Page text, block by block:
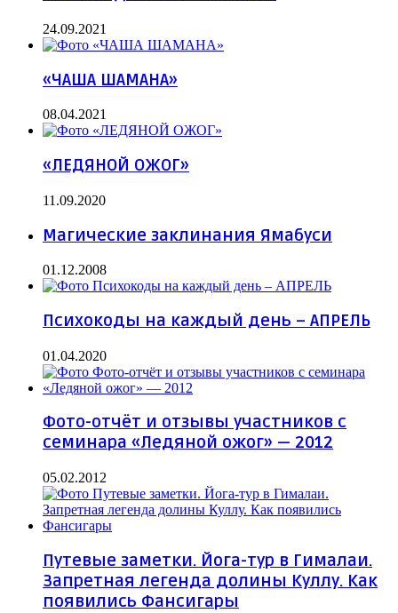
24.09.2021
«ЧАША ШАМАНА»
08.04.2021
«ЛЕДЯНОЙ ОЖОГ»
11.09.2020
Магические заклинания Ямабуси
01.12.2008
Психокоды на каждый день – АПРЕЛЬ
01.04.2020
Фото-отчёт и отзывы участников с
семинара «Ледяной ожог» — 2012
05.02.2012
Путевые заметки. Йога-тур в Гималаи.
Запретная легенда долины Куллу. Как
появились Фансигары